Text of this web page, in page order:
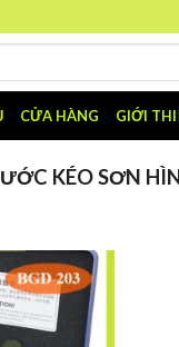
CỬA HÀNG GIỚI
KÉO SƠN